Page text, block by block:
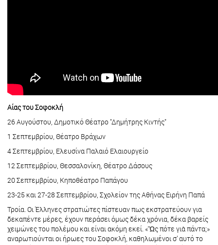
Αίας του Σοφοκλή
26 Αυγούστου, Δημοτικό Θέατρο "Δημήτρης Κιντής"
1 Σεπτεμβρίου, Θέατρο Βράχων
4 Σεπτεμβρίου, Ελευσίνα Παλαιό Ελαιουργείο
12 Σεπτεμβρίου, Θεσσαλονίκη, Θέατρο Δάσους
20 Σεπτεμβρίου, Κηποθέατρο Παπάγου
23-25 και 27-28 Σεπτεμβρίου, Σχολείον της Αθήνας Ειρήνη Παπά
Τροία. Οι Έλληνες στρατιώτες πίστευαν πως εκστρατεύουν για
δεκαπέντε μέρες, έχουν περάσει όμως δέκα χρόνια, δέκα βαρείς
χειμώνες του πολέμου και είναι ακόμη εκεί. «Ὣς πότε γιὰ πάντα;»
αναρωτιούνται οι ήρωες του Σοφοκλή, καθηλωμένοι σ’ αυτό το